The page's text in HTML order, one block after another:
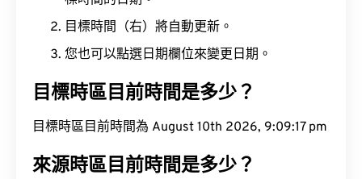
目標時間（右）將自動更新。
您也可以點選日期欄位來變更日期。
目標時區目前時間是多少？
目標時區目前時間為 August 10th 2026, 9:09:18 pm
來源時區目前時間是多少？